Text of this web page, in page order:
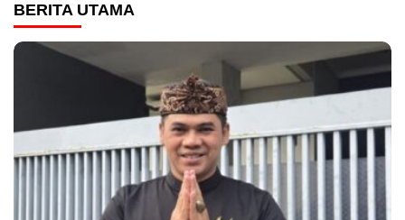
BERITA UTAMA